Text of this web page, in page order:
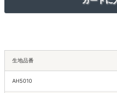
生地品番
AH5010